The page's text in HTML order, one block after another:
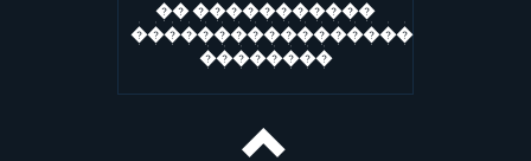
�� �����������
�����������������
��������